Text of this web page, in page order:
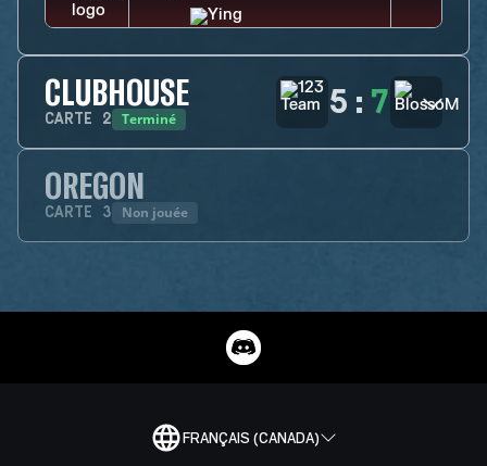
CLUBHOUSE
CARTE 2 Terminé 5 : 7
OREGON
CARTE 3 Non jouée
FRANÇAIS (CANADA)